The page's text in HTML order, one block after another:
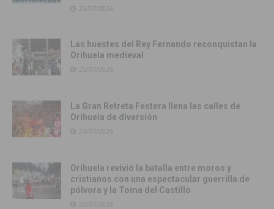
25/07/2026
Las huestes del Rey Fernando reconquistan la
Orihuela medieval
25/07/2026
La Gran Retreta Festera llena las calles de
Orihuela de diversión
24/07/2026
Orihuela revivió la batalla entre moros y
cristianos con una espectacular guerrilla de
pólvora y la Toma del Castillo
22/07/2026